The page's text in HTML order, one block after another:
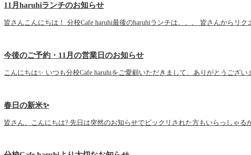
11月haruhiランチのお知らせ
皆さんこんにちは！ 分校Cafe haruhi最後のharuhiランチは、、、 皆さんからリ
今後のご予約・11月の営業日のお知らせ
こんにちは✨ いつも分校Cafe haruhiをご愛顧いただきまして、ありがとうござ
春日の新米✨
皆さん、こんにちは? 先日は突然のお知らせでビックリされた方もいらっしゃる